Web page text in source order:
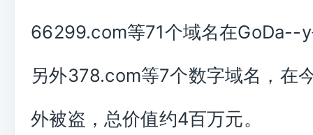
66299.com等71个域名在GoDa--
另外378.com等7个数字域名，在
外被盗，总价值约4百万元。